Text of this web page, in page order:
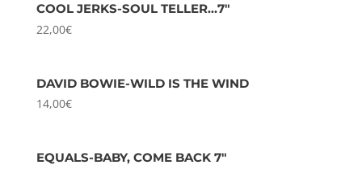
COOL JERKS-SOUL TELLER…7″
22,00€
DAVID BOWIE-WILD IS THE WIND
14,00€
EQUALS-BABY, COME BACK 7″